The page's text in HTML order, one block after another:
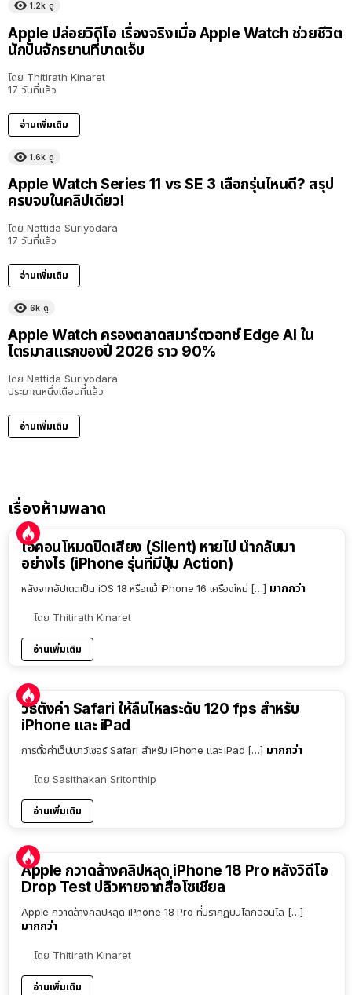
1.2k ดู
Apple ปล่อยวิดีโอ เรื่องจริงเมื่อ Apple Watch ช่วยชีวิต
นักปั่นจักรยานที่บาดเจ็บ
โดย Thitirath Kinaret
17 วันที่แล้ว
อ่านเพิ่มเติม
1.6k ดู
Apple Watch Series 11 vs SE 3 เลือกรุ่นไหนดี? สรุป
ครบจบในคลิปเดียว!
โดย Nattida Suriyodara
17 วันที่แล้ว
อ่านเพิ่มเติม
6k ดู
Apple Watch ครองตลาดสมาร์ตวอทช์ Edge AI ใน
ไตรมาสแรกของปี 2026 ราว 90%
โดย Nattida Suriyodara
ประมาณหนึ่งเดือนที่แล้ว
อ่านเพิ่มเติม
เรื่องห้ามพลาด
ไอคอนโหมดปิดเสียง (Silent) หายไป นำกลับมา
อย่างไร (iPhone รุ่นที่มีปุ่ม Action)
หลังจากอัปเดตเป็น iOS 18 หรือแม้ iPhone 16 เครื่องใหม่ […] มากกว่า
โดย Thitirath Kinaret
อ่านเพิ่มเติม
วิธีตั้งค่า Safari ให้ลื่นไหลระดับ 120 fps สำหรับ
iPhone และ iPad
การตั้งค่าเว็ปเบาว์เซอร์ Safari สำหรับ iPhone และ iPad […] มากกว่า
โดย Sasithakan Sritonthip
อ่านเพิ่มเติม
Apple กวาดล้างคลิปหลุด iPhone 18 Pro หลังวิดีโอ
Drop Test ปลิวหายจากสื่อโซเชียล
Apple กวาดล้างคลิปหลุด iPhone 18 Pro ที่ปรากฏบนโลกออนไล […]
มากกว่า
โดย Thitirath Kinaret
อ่านเพิ่มเติม